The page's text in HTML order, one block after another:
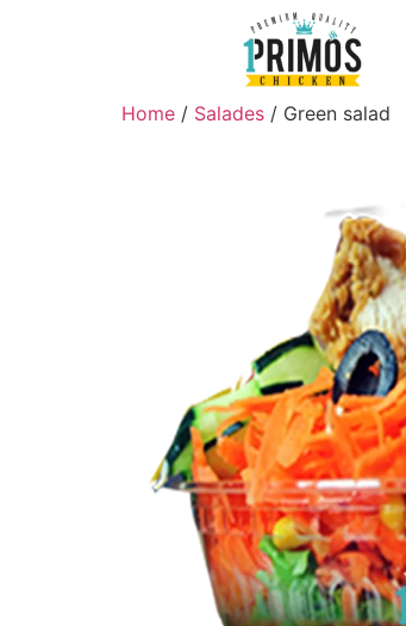
Home / Salades / Green salad